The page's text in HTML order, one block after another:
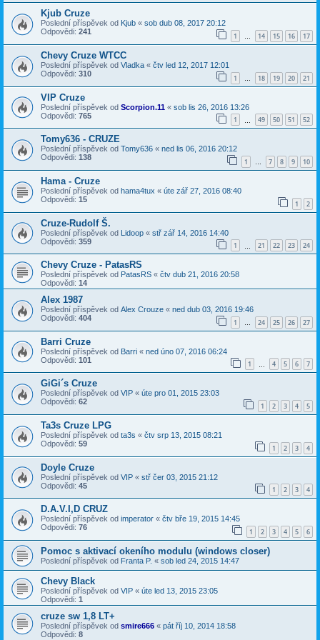
Kjub Cruze
Poslední příspěvek od Kjub « sob dub 08, 2017 20:12
Odpovědi: 241 1 … 14 15 16 17
Chevy Cruze WTCC
Poslední příspěvek od Vladka « čtv led 12, 2017 12:01
Odpovědi: 310 1 … 18 19 20 21
VIP Cruze
Poslední příspěvek od Scorpion.11 « sob lis 26, 2016 13:26
Odpovědi: 765 1 49 50 51 52
Tomy636 - CRUZE
Poslední příspěvek od Tomy636 « ned lis 06, 2016 20:12
Odpovědi: 138 1 … 7 8 9 10
Hama - Cruze
Poslední příspěvek od hama4tux « úte zář 27, 2016 08:40
Odpovědi: 15 1 2
Cruze-Rudolf Š.
Poslední příspěvek od Lidoop « stř zář 14, 2016 14:40
Odpovědi: 359 1 21 22 23 24
Chevy Cruze - PatasRS
Poslední příspěvek od PatasRS « čtv dub 21, 2016 20:58
Odpovědi: 14
Alex 1987
Poslední příspěvek od Alex Crouze « ned dub 03, 2016 19:46
Odpovědi: 404 1 … 24 25 26 27
Barri Cruze
Poslední příspěvek od Barri « ned úno 07, 2016 06:24
Odpovědi: 101 1 4 5 6 7
GiGi´s Cruze
Poslední příspěvek od VIP « úte pro 01, 2015 23:03
Odpovědi: 62 1 2 3 4 5
Ta3s Cruze LPG
Poslední příspěvek od ta3s « čtv srp 13, 2015 08:21
Odpovědi: 59 1 2 3 4
Doyle Cruze
Poslední příspěvek od VIP « stř čer 03, 2015 21:12
Odpovědi: 45 1 2 3 4
D.A.V.I,D CRUZ
Poslední příspěvek od imperator « čtv bře 19, 2015 14:45
Odpovědi: 76 1 2 3 4 5 6
Pomoc s aktivací okeního modulu (windows closer)
Poslední příspěvek od Franta P. « sob led 24, 2015 14:47
Chevy Black
Poslední příspěvek od VIP « úte led 13, 2015 23:05
Odpovědi: 1
cruze sw 1,8 LT+
Poslední příspěvek od smire666 « pát říj 10, 2014 18:58
Odpovědi: 8